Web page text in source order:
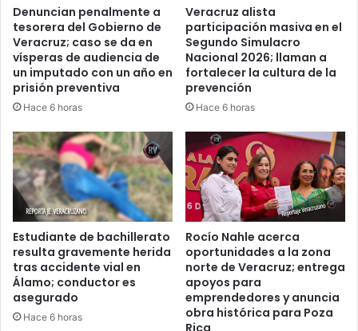
Denuncian penalmente a
tesorera del Gobierno de
Veracruz; caso se da en
vísperas de audiencia de
un imputado con un año en
prisión preventiva
Hace 6 horas
Veracruz alista
participación masiva en el
Segundo Simulacro
Nacional 2026; llaman a
fortalecer la cultura de la
prevención
Hace 6 horas
Estudiante de bachillerato
resulta gravemente herida
tras accidente vial en
Álamo; conductor es
asegurado
Hace 6 horas
Rocío Nahle acerca
oportunidades a la zona
norte de Veracruz; entrega
apoyos para
emprendedores y anuncia
obra histórica para Poza
Rica